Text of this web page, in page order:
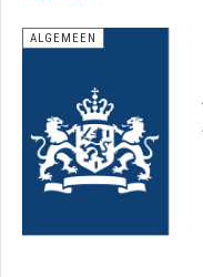
ALGEMEEN